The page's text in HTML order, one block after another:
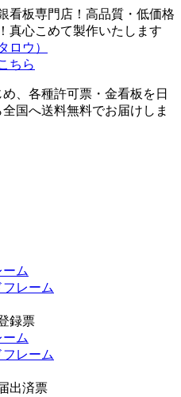
看板専門店！高品質・低価格
真心こめて製作いたします
ーム
レーム
録票
ーム
レーム
出済票